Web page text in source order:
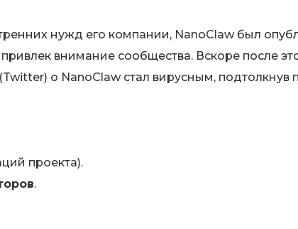
нужд его компании, NanoClaw был
внимание сообщества. Вскоре после
о NanoClaw стал вирусным, подтолкнув
проекта).
.